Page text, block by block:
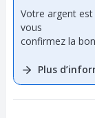
Votre argent
vous
confirmez la
Plus